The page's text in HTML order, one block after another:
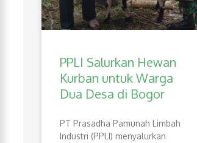
PPLI Salurkan Hewan
Kurban untuk Warga
Dua Desa di Bogor
PT Prasadha Pamunah Limbah
Industri (PPLI) menyalurkan